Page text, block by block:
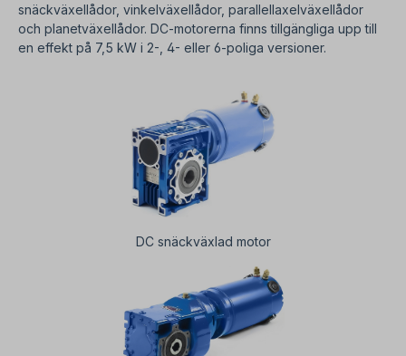
snäckväxellådor, vinkelväxellådor, parallellaxelväxellådor
och planetväxellådor. DC-motorerna finns tillgängliga upp till
en effekt på 7,5 kW i 2-, 4- eller 6-poliga versioner.
DC snäckväxlad motor